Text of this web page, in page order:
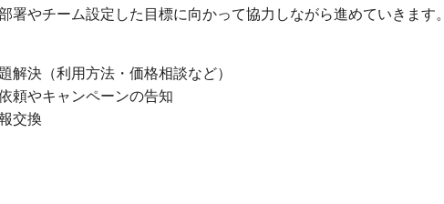
署やチーム設定した目標に向かって協力しながら進めていきます。
解決（利用方法・価格相談など）
頼やキャンペーンの告知
交換